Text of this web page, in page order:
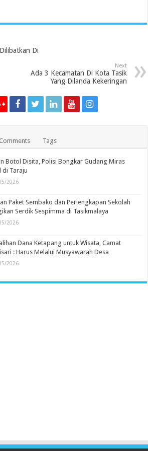
Di
Next
Ada 3 Kecamatan Di Kota Tasik
Yang Dilanda Kekeringan
Tags
Botol Disita, Polisi Bongkar Gudang Miras
di Taraju
2026
Paket Sembako dan Perlengkapan Sekolah
Serdik Sespimma di Tasikmalaya
2026
Dana Ketapang untuk Wisata, Camat
: Harus Melalui Musyawarah Desa
2026